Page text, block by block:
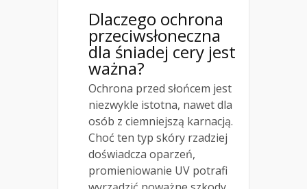
Dlaczego ochrona
przeciwsłoneczna
dla śniadej cery jest
ważna?
Ochrona przed słońcem jest
niezwykle istotna, nawet dla
osób z ciemniejszą karnacją.
Choć ten typ skóry rzadziej
doświadcza oparzeń,
promieniowanie UV potrafi